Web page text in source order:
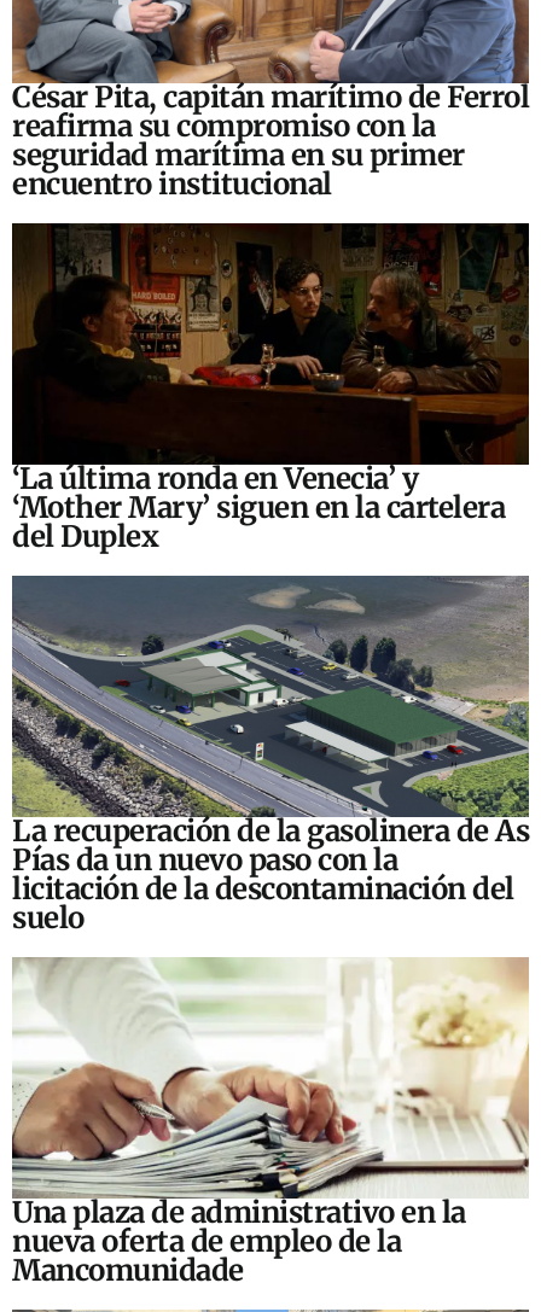
César Pita, capitán marítimo de Ferrol
reafirma su compromiso con la
seguridad marítima en su primer
encuentro institucional
‘La última ronda en Venecia’ y
‘Mother Mary’ siguen en la cartelera
del Duplex
La recuperación de la gasolinera de As
Pías da un nuevo paso con la
licitación de la descontaminación del
suelo
Una plaza de administrativo en la
nueva oferta de empleo de la
Mancomunidade